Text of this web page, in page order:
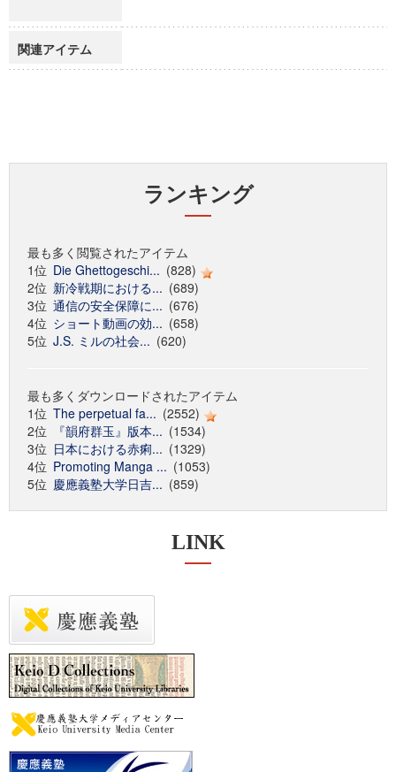
関連アイテム
ランキング
最も多く閲覧されたアイテム
1位 Die Ghettogeschi... (828)
2位 新冷戦期における... (689)
3位 通信の安全保障に... (676)
4位 ショート動画の効... (658)
5位 J.S. ミルの社会... (620)
最も多くダウンロードされたアイテム
1位 The perpetual fa... (2552)
2位
『韻府群玉』版本... (1534)
3位 日本における赤痢... (1329)
4位 Promoting Manga ... (1053)
5位 慶應義塾大学日吉... (859)
LINK